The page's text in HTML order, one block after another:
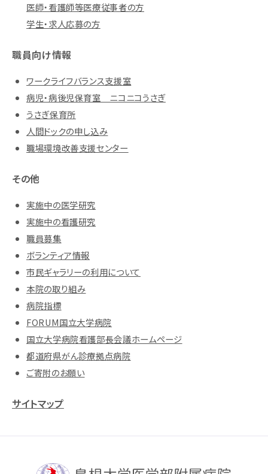
医師・看護師等医療従事者の方
学生・求人応募の方
職員向け情報
ワークライフバランス支援室
病児・病後児保育室 ニコニコうさぎ
うさぎ保育所
人間ドックの申し込み
職場環境改善支援センター
その他
実施中の医学研究
実施中の看護研究
職員募集
ボランティア情報
市民ギャラリーの利用について
本院の取り組み
病院指標
FORUM国立大学病院
国立大学病院看護部長会議ホームページ
都道府県がん診療拠点病院
ご寄附のお願い
サイトマップ